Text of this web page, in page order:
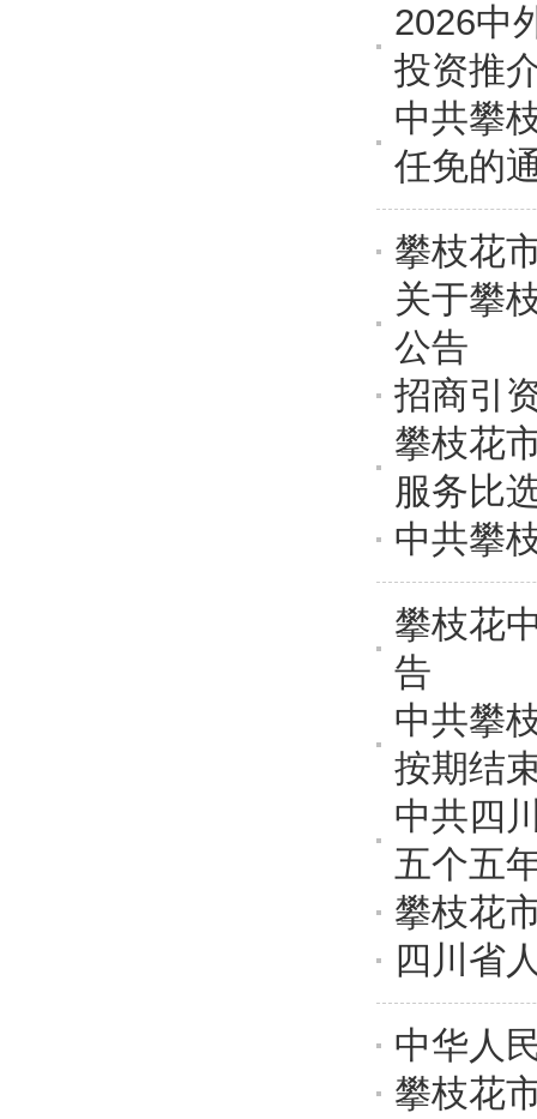
2026中
投资推
中共攀
任免的
攀枝花
关于攀
公告
招商引
攀枝花
服务比
中共攀
攀枝花
告
中共攀
按期结
中共四
五个五
攀枝花
四川省
中华人
攀枝花